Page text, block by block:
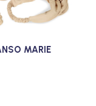
MARIE